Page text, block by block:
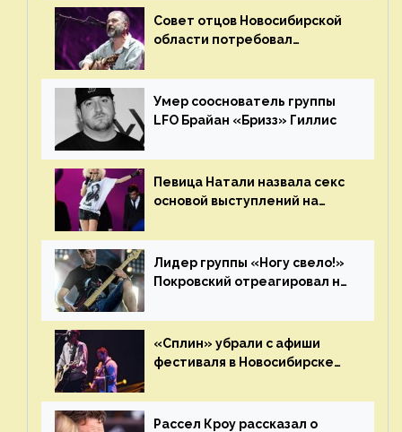
Совет отцов Новосибирской
области потребовал
«Сплин»
Умер сооснователь группы
LFO Брайан «Бризз» Гиллис
Певица Натали назвала секс
основой выступлений на
Лидер группы «Ногу свело!»
Покровский отреагировал на
«Сплин» убрали с афиши
фестиваля в Новосибирске
отцов»
Рассел Кроу рассказал о